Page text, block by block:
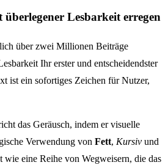
Lesbarkeit erregen
über zwei Millionen Beiträge
Ihr erster und entscheidendster
ist ein sofortiges Zeichen für Nutzer,
das Geräusch, indem er visuelle
Verwendung von Fett, Kursiv und
eine Reihe von Wegweisern, die das